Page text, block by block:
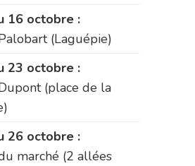
16 octobre :
(Laguépie)
23 octobre :
(place de la
26 octobre :
marché (2 allées